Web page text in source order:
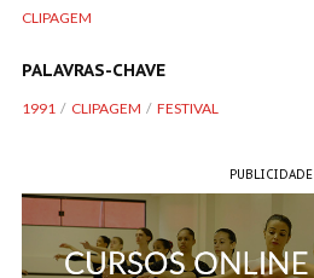
CLIPAGEM
PALAVRAS-CHAVE
1991 CLIPAGEM FESTIVAL
PUBLICIDADE